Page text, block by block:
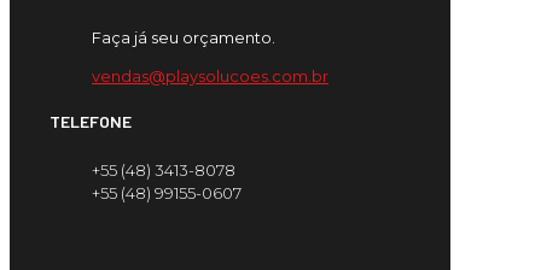
Faça já seu orçamento.
vendas@playsolucoes.com.br
TELEFONE
+55 (48) 3413-8078
+55 (48) 99155-0607